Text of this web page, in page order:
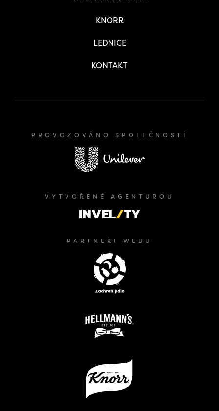
KNORR
LEDNICE
KONTAKT
PROVOZOVÁNO SPOLEČNOSTÍ
VYTVOŘENÉ AGENTUROU
PARTNEŘI WEBU